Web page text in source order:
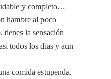
y completo…
hambre al poco
tienes la sensación
todos los días y aun
comida estupenda.